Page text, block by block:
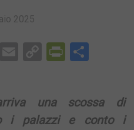
2025
X EmailCopy
una scossa di
i palazzi e conto i